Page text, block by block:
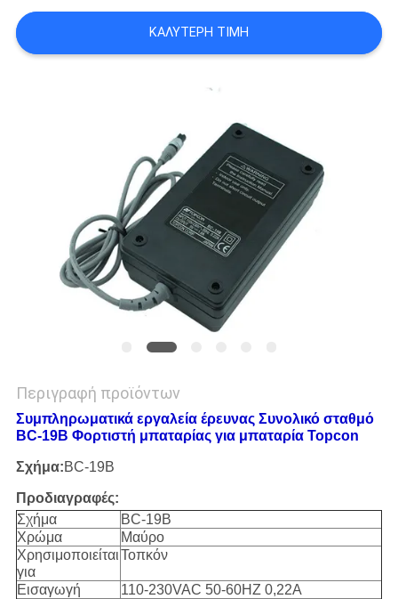
SITEMAP
ΚΑΛΎΤΕΡΗ ΤΙΜΉ
Περιγραφή προϊόντων
Συμπληρωματικά εργαλεία έρευνας Συνολικό σταθμό
BC-19B Φορτιστή μπαταρίας για μπαταρία Topcon
Σχήμα:BC-19B
Προδιαγραφές:
Σχήμα
BC-19B
Χρώμα
Μαύρο
Χρησιμοποιείται
για
Τοπκόν
Εισαγωγή
110-230VAC 50-60HZ 0,22A